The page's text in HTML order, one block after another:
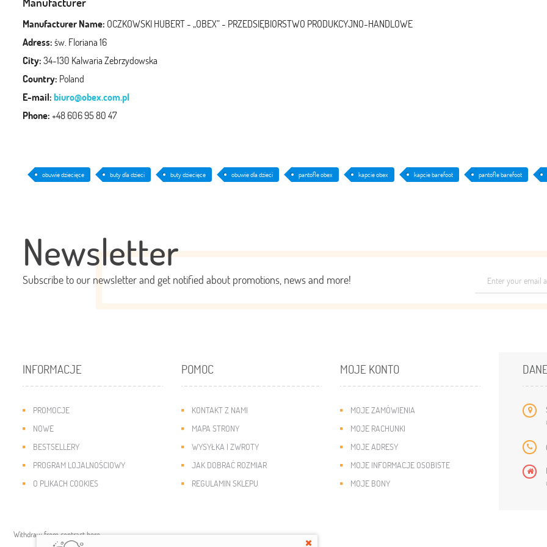
Manufacturer Name: OCZKOWSKI HUBERT - „OBEX” - PRZEDSIĘBIORSTWO PRODUKCYJNO-HANDLOWE
Adress:św. Floriana 16
City:34-130 Kalwaria Zebrzydowska
Country: Poland
E-mail:biuro@obex.com.pl
Phone:+48 606 95 80 47
obuwie dziecięce buty dla dzieci buty dziecięce obuwie dla dzieci pantofle obex kapcie obex kapcie barefoot pantofle barefoot
Newsletter
Subscribe to our newsletter and get notified about promotions, news and more!
INFORMACJE
PROMOCJE
NOWE
BESTSELLERY
PROGRAM LOJALNOŚCIOWY
O PLIKACH COOKIES
POMOC
KONTAKT Z NAMI
MAPA STRONY
WYSYŁKA I ZWROTY
JAK DOBRAĆ ROZMIAR
REGULAMIN SKLEPU
MOJE KONTO
MOJE ZAMÓWIENIA
MOJE RACHUNKI
MOJE ADRESY
MOJE INFORMACJE OSOBISTE
MOJE BONY
Withdraw from contract here